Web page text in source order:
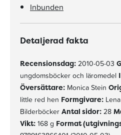
Inbunden
Detaljerad fakta
Recensionsdag: 2010-05-03
ungdomsböcker och läromedel
Översättare: Monica Stein
little red hen Formgivare:
Bilderböcker Antal sidor: 28
Vikt: 168 g Format